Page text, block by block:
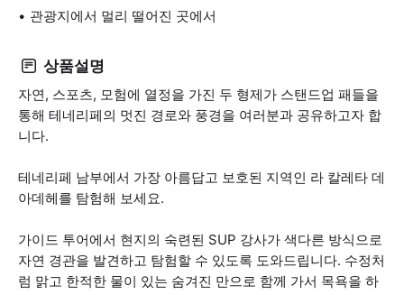
관광지에서 멀리 떨어진 곳에서
상품설명
자연, 스포츠, 모험에 열정을 가진 두 형제가 스탠드업 패들을
통해 테네리페의 멋진 경로와 풍경을 여러분과 공유하고자 합
니다.
테네리페 남부에서 가장 아름답고 보호된 지역인 라 칼레타 데
아데헤를 탐험해 보세요.
가이드 투어에서 현지의 숙련된 SUP 강사가 색다른 방식으로
자연 경관을 발견하고 탐험할 수 있도록 도와드립니다. 수정처
럼 맑고 한적한 물이 있는 숨겨진 만으로 함께 가서 목욕을 하